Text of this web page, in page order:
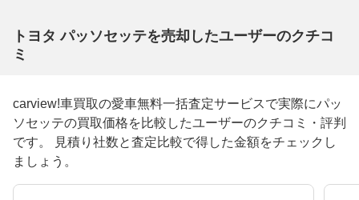
トヨタ パッソセッテを売却したユーザーのクチコ
ミ
carview!車買取の愛車無料一括査定サービスで実際にパッ
ソセッテの買取価格を比較したユーザーのクチコミ・評判
です。 見積り社数と査定比較で得した金額をチェックし
ましょう。